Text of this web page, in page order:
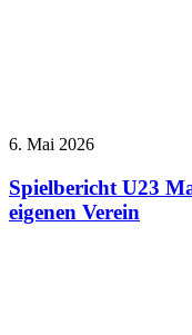
6. Mai 2026
Spielbericht U23
eigenen Verein